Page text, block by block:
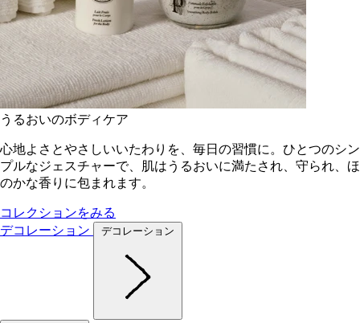
うるおいのボディケア
心地よさとやさしいいたわりを、毎日の習慣に。ひとつのシン
プルなジェスチャーで、肌はうるおいに満たされ、守られ、ほ
のかな香りに包まれます。
コレクションをみる
デコレーション
デコレーション